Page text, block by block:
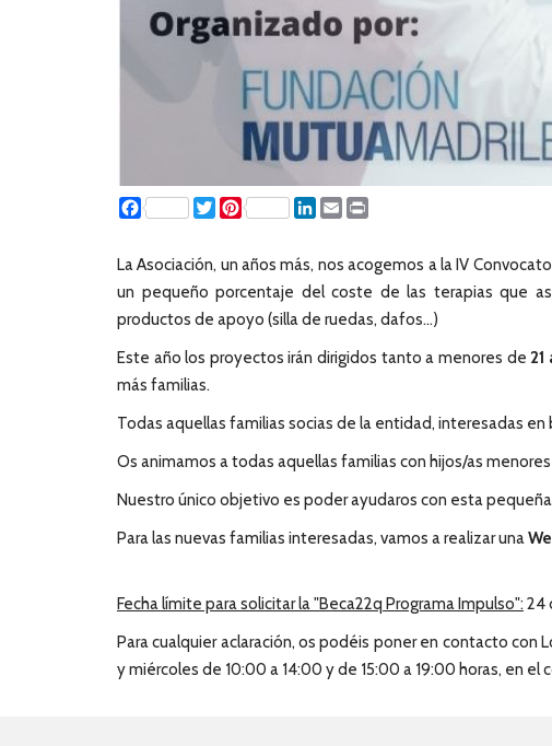
Facebook TwitterPinterest LinkedIn
Email
La Asociación, un años más, nos acogemos a la IV
un pequeño porcentaje del coste de las terapias que
productos de apoyo (silla de ruedas, dafos…)
Este año los proyectos irán dirigidos tanto a menores de
más familias.
Todas aquellas familias socias de la entidad, interesadas
Os animamos a todas aquellas familias con hijos/as
Nuestro único objetivo es poder ayudaros con esta
Para las nuevas familias interesadas, vamos a realizar una
Fecha límite para solicitar la "Beca22q Programa Impulso": 24
Para cualquier aclaración, os podéis poner en contacto con
y miércoles de 10:00 a 14:00 y de 15:00 a 19:00 horas, en el